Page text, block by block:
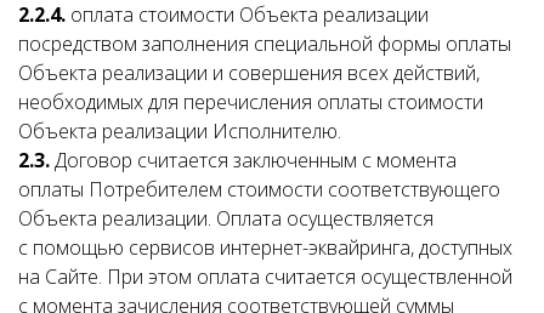
2.2.4. оплата стоимости Объекта реализации
посредством заполнения специальной формы оплаты
Объекта реализации и совершения всех действий,
необходимых для перечисления оплаты стоимости
Объекта реализации Исполнителю.
2.3.Договор считается заключенным с момента
оплаты Потребителем стоимости соответствующего
Объекта реализации. Оплата осуществляется
с помощью сервисов интернет-эквайринга, доступных
на Сайте. При этом оплата считается осуществленной
с момента зачисления соответствующей суммы